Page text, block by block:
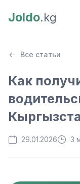
Joldo.kg
Все статьи
Как
29.01.2026 3